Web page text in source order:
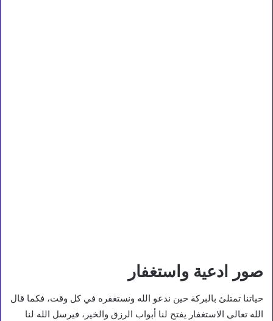
صور ادعية واستغفار
حياتنا تمتلئ بالبركة حين ندعو الله ونستغفره في كل وقت، فكما قال
الله تعالى الاستغفار يفتح لنا أبواب الرزق والخير، فيرسل الله لنا